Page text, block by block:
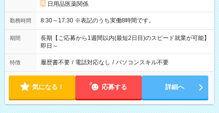
日用品医薬関係
勤務時間 8:30～17:30 ※表記のうち実働8時間です。
期間
長期【ご応募から1週間以内(最短2日目)のスピード就業が可能】
即日～
特徴 履歴書不要 / 電話対応なし / パソコンスキル不要
気になる！ 応募する 詳細へ